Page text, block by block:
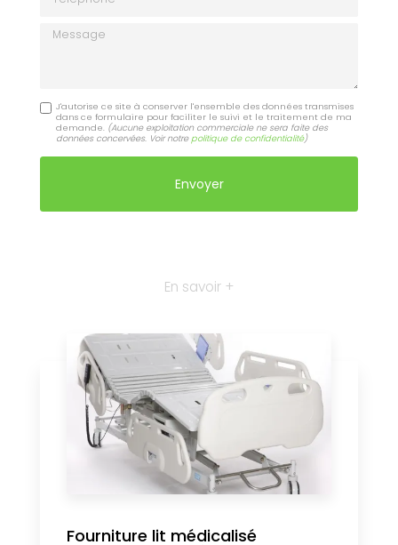
Message
J'autorise ce site à conserver l'ensemble des données transmises
dans ce formulaire pour faciliter le suivi et le traitement de ma
demande. (Aucune exploitation commerciale ne sera faite des
données concervées. Voir notre politique de confidentialité)
En savoir +
Fourniture lit médicalisé